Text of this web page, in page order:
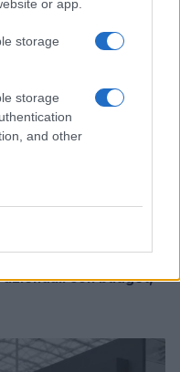
or app.
storage
storage
and other
con budget,